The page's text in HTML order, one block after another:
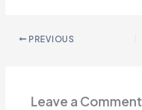
PREVIOUS
Leave a Comment